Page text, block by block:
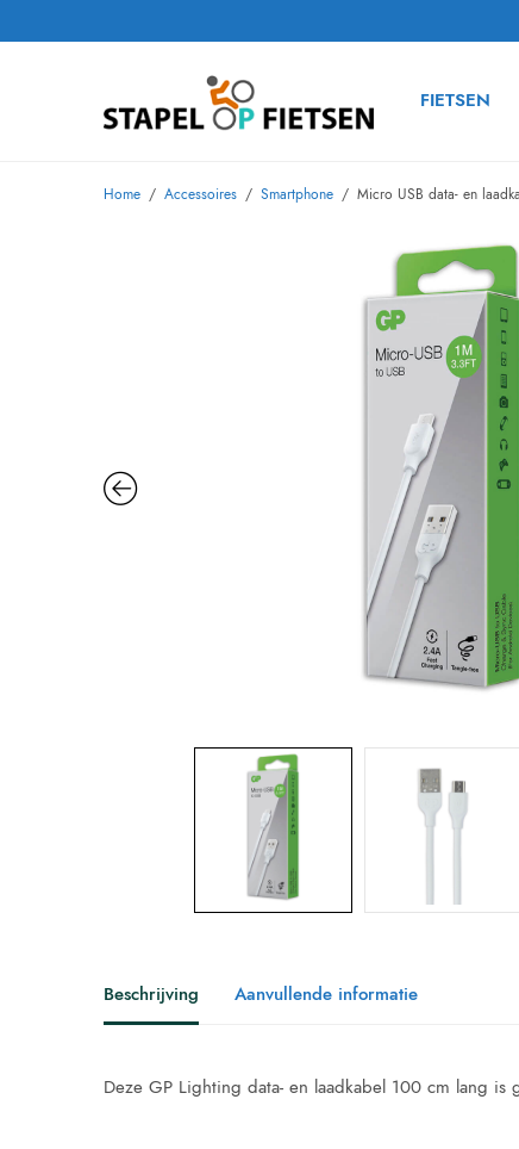
FIETSEN
Home / Accessoires / Smartphone / Micro USB data- en
Beschrijving Aanvullende informatie
Deze GP Lighting data- en laadkabel 100 cm lang